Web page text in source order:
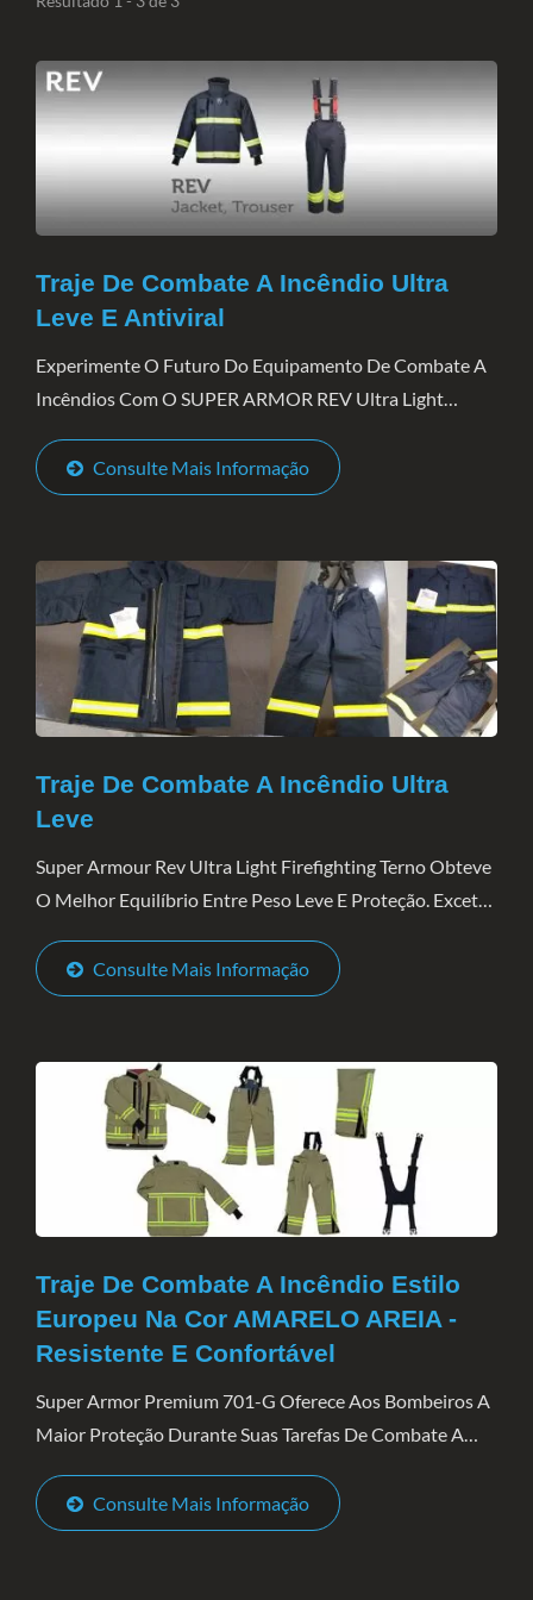
Traje De Combate A Incêndio Ultra
Leve E Antiviral
Experimente O Futuro Do Equipamento De Combate A
Incêndios Com O SUPER ARMOR REV Ultra Light
Proteção E Conforto Que Estabelece Novos Padrões Na
Indústria....
Consulte Mais Informação
Traje De Combate A Incêndio Ultra
Leve
Super Armour Rev Ultra Light Firefighting Terno Obteve
O Melhor Equilíbrio Entre Peso Leve E Proteção. Exceto
Super Armor REV Também Se Mostrou Resistente...
Consulte Mais Informação
Traje De Combate A Incêndio Estilo
Europeu Na Cor AMARELO AREIA -
Resistente E Confortável
Super Armor Premium 701-G Oferece Aos Bombeiros A
Maior Proteção Durante Suas Tarefas De Combate A
Por Quatro Camadas. A Casca Externa É Kanox
AD02RP...
Consulte Mais Informação